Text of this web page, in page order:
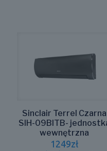
Sinclair Terrel Czarna
SIH-09BITB-
wewnętrzna
1249zł